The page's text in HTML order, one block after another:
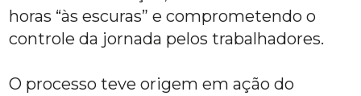
horas “às escuras” e comprometendo o
controle da jornada pelos trabalhadores.
O processo teve origem em ação do